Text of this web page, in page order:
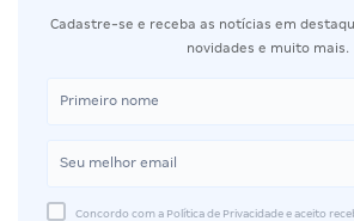
Cadastre-se e receba as notícias em
novidades e muito mais.
Concordo com a Política de Privacidade e aceito